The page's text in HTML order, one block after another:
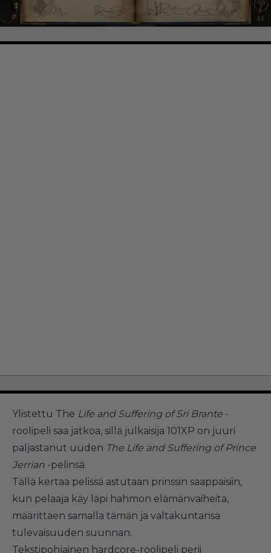
Ylistettu The Life and Suffering of Sri Brante -
roolipeli saa jatkoa, sillä julkaisija 101XP on juuri
paljastanut uuden The Life and Suffering of Prince
Jerrian -pelinsä.
Tällä kertaa pelissä astutaan prinssin saappaisiin,
kun pelaaja käy läpi hahmon elämänvaiheita,
määrittäen samalla tämän ja valtakuntansa
tulevaisuuden suunnan.
Tekstipohjainen hardcore-roolipeli perii